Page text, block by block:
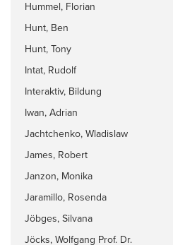
Hummel, Florian
Hunt, Ben
Hunt, Tony
Intat, Rudolf
Interaktiv, Bildung
Iwan, Adrian
Jachtchenko, Wladislaw
James, Robert
Janzon, Monika
Jaramillo, Rosenda
Jöbges, Silvana
Jöcks, Wolfgang Prof. Dr.